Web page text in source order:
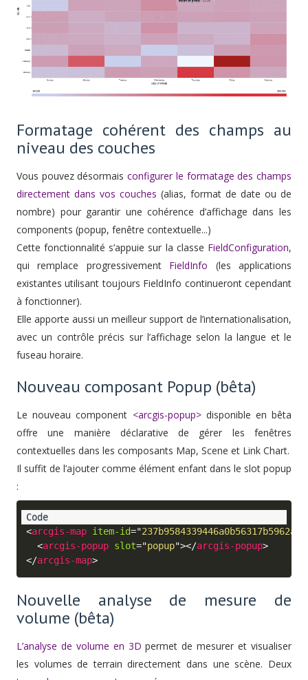
Formatage cohérent des champs au
niveau des couches
Vous pouvez désormaisconfigurer le formatage des champs
directement dans vos couches (alias, format de date ou de
nombre) pour garantir une cohérence d’affichage dans les
components (popup, fenêtre contextuelle...)
Cette fonctionnalité s’appuie sur la classe FieldConfiguration,
qui remplace progressivement FieldInfo (les applications
existantes utilisant toujours FieldInfo continueront cependant
à fonctionner).
Elle apporte aussi un meilleur support de l’internationalisation,
avec un contrôle précis sur l’affichage selon la langue et le
fuseau horaire.
Nouveau composant Popup (bêta)
Le nouveau component <arcgis-popup>disponible en bêta
offre une manière déclarative de gérer les fenêtres
contextuelles dans les composants Map, Scene et Link Chart.
Il suffit de l’ajouter comme élément enfant dans le slot popup
:
<arcgis-map item-id="
<arcgis-popup slot="popup"></arcgis-popup>
</arcgis-map>
Nouvelle analyse de mesure de
volume (bêta)
L’analyse de volume en 3D permet de mesurer et visualiser
les volumes de terrain directement dans une scène. Deux